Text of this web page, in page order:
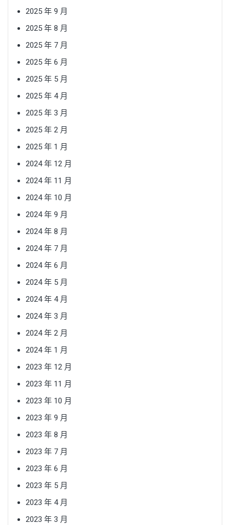
2025 年 9 月
2025 年 8 月
2025 年 7 月
2025 年 6 月
2025 年 5 月
2025 年 4 月
2025 年 3 月
2025 年 2 月
2025 年 1 月
2024 年 12 月
2024 年 11 月
2024 年 10 月
2024 年 9 月
2024 年 8 月
2024 年 7 月
2024 年 6 月
2024 年 5 月
2024 年 4 月
2024 年 3 月
2024 年 2 月
2024 年 1 月
2023 年 12 月
2023 年 11 月
2023 年 10 月
2023 年 9 月
2023 年 8 月
2023 年 7 月
2023 年 6 月
2023 年 5 月
2023 年 4 月
2023 年 3 月